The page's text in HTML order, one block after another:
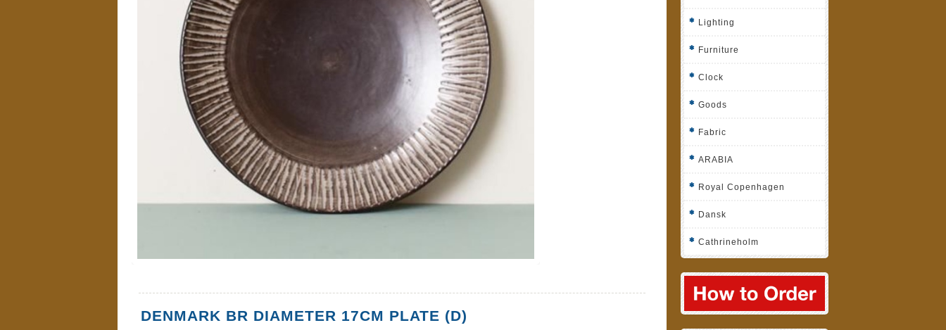
DENMARK BR DIAMETER 17CM PLATE (D)
Lighting
Furniture
Clock
Goods
Fabric
ARABIA
Royal Copenhagen
Dansk
Cathrineholm